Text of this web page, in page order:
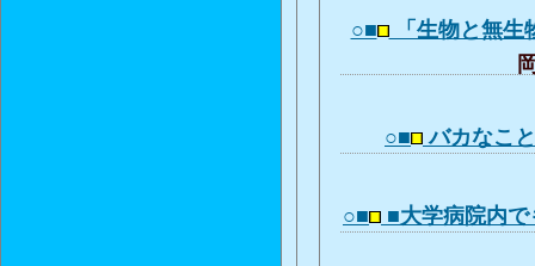
○■ 「生物と無
○■ バカなこ
○■ ■大学病院内